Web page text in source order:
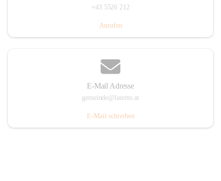
+43 5526 212
Anrufen
E-Mail Adresse
gemeinde@laterns.at
E-Mail schreiben